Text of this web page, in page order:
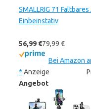
SMALLRIG 71
Einbeinstativ
56,99 €79,99 €
Bei Amazon
* Anzeige
Angebot